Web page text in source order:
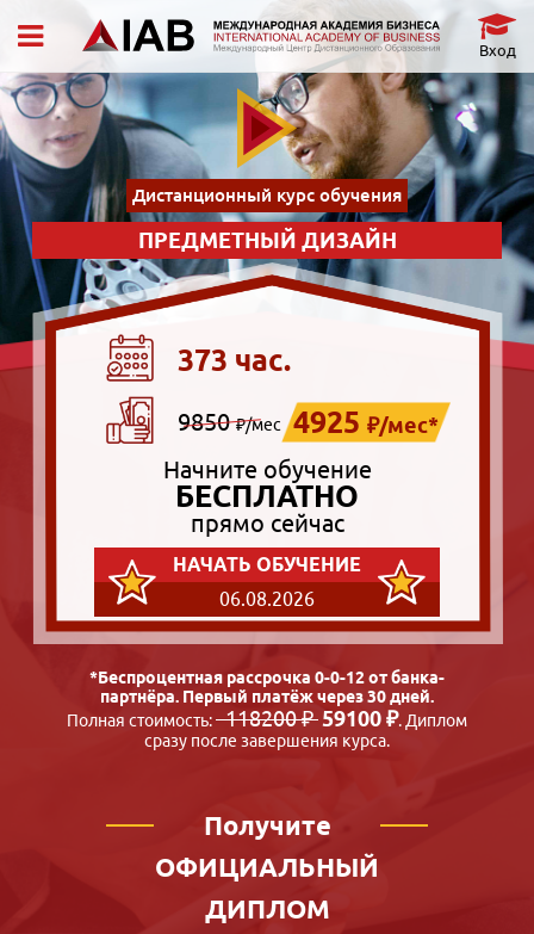
Вход
Дистанционный курс обучения
ПРЕДМЕТНЫЙ ДИЗАЙН
373 час.
9850₽/мес 4925 ₽/мес*
Начните обучение
БЕСПЛАТНО
прямо сейчас
НАЧАТЬ ОБУЧЕНИЕ
06.08.2026
*Беспроцентная рассрочка 0-0-12 от банка-
партнёра. Первый платёж через 30 дней.
Полная стоимость:118200 ₽ 59100 ₽. Диплом
сразу после завершения курса.
Получите
ОФИЦИАЛЬНЫЙ
ДИПЛОМ